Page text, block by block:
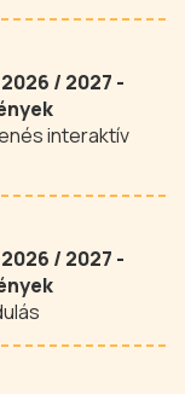
/ 2027 -
interaktív
/ 2027 -